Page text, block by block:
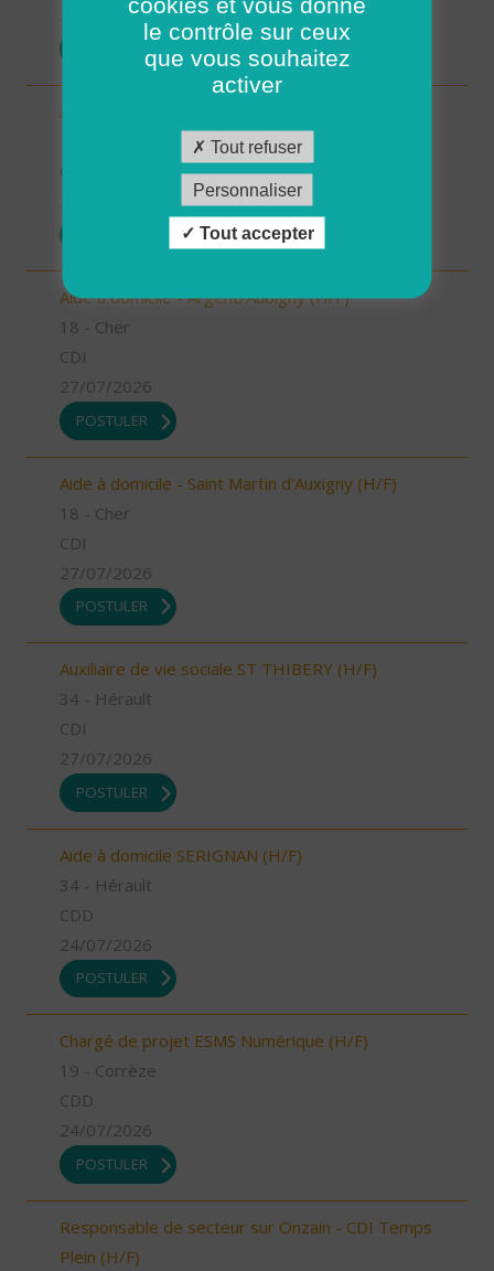
27/07/2026
Aide à domicile - Baugy (H/F)
Aide à domicile - Argent/Aubigny (H/F)
18 - Cher
CDI
27/07/2026
POSTULER
Aide à domicile - Saint Martin d'Auxigny (H/F)
18 - Cher
CDI
27/07/2026
POSTULER
Auxiliaire de vie sociale ST THIBERY (H/F)
34 - Hérault
CDI
27/07/2026
POSTULER
Aide à domicile SERIGNAN (H/F)
34 - Hérault
CDD
24/07/2026
POSTULER
Chargé de projet ESMS Numérique (H/F)
19 - Corrèze
CDD
24/07/2026
POSTULER
Responsable de secteur sur Onzain - CDI Temps
Plein (H/F)
le contrôle sur ceux
que vous souhaitez
activer
Tout refuser
Personnaliser
Tout accepter